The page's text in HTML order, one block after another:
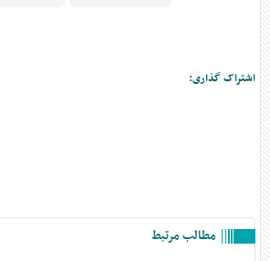
اشتراک گذاری:
مطالب مرتبط